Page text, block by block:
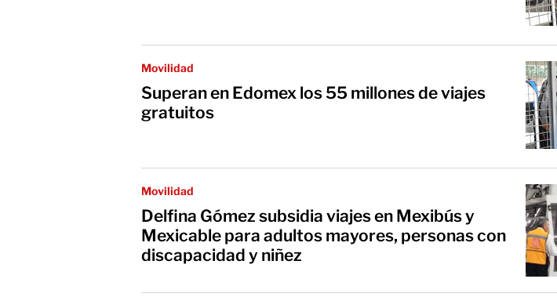
Movilidad
Superan en Edomex los 55 millones de viajes
gratuitos
Movilidad
Delfina Gómez subsidia viajes en Mexibús y
Mexicable para adultos mayores, personas con
discapacidad y niñez